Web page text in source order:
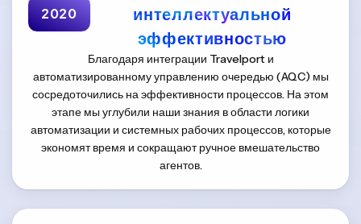
2020
интеллектуальной
эффективностью
Благодаря интеграции Travelport и
автоматизированному управлению очередью (AQC) мы
сосредоточились на эффективности процессов. На этом
этапе мы углубили наши знания в области логики
автоматизации и системных рабочих процессов, которые
экономят время и сокращают ручное вмешательство
агентов.